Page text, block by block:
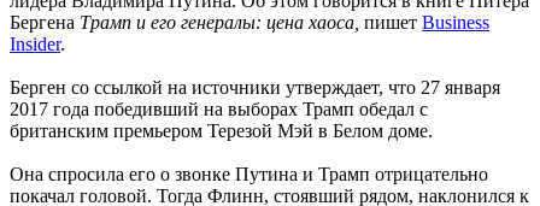
Бергена Трамп и его генералы: цена хаоса, пишет Business
Insider.
Берген со ссылкой на источники утверждает, что 27 января
2017 года победивший на выборах Трамп обедал с
британским премьером Терезой Мэй в Белом доме.
Она спросила его о звонке Путина и Трамп отрицательно
покачал головой. Тогда Флинн, стоявший рядом, наклонился к